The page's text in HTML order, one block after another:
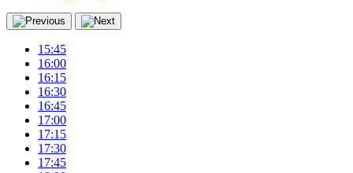
15:45
16:00
16:15
16:30
16:45
17:00
17:15
17:30
17:45